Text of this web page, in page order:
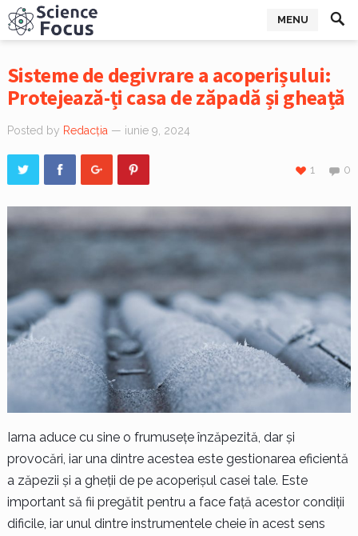
MENU
Sisteme de degivrare a acoperișului:
Protejează-ți casa de zăpadă și gheață
Posted by Redacția — iunie 9, 2024
0
1
Iarna aduce cu sine o frumusețe înzăpezită, dar și
provocări, iar una dintre acestea este gestionarea eficientă
a zăpezii și a gheții de pe acoperișul casei tale. Este
important să fii pregătit pentru a face față acestor condiții
dificile, iar unul dintre instrumentele cheie în acest sens